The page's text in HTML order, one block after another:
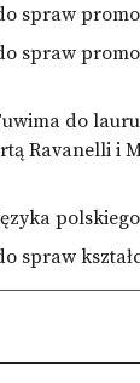
spraw
spraw
do
Ravanelli i
polskiego
spraw